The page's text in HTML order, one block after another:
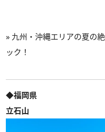
» 九州・沖縄エリアの夏の
ック！
◆福岡県
立石山